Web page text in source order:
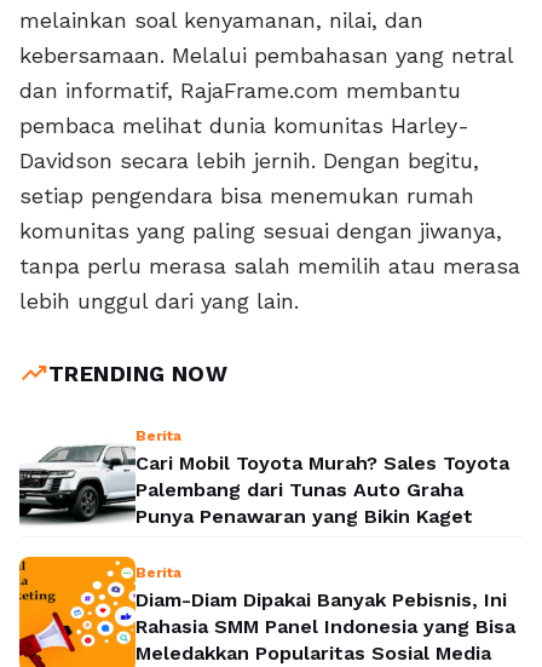
melainkan soal kenyamanan, nilai, dan
kebersamaan. Melalui pembahasan yang netral
dan informatif, RajaFrame.com membantu
pembaca melihat dunia komunitas Harley-
Davidson secara lebih jernih. Dengan begitu,
setiap pengendara bisa menemukan rumah
komunitas yang paling sesuai dengan jiwanya,
tanpa perlu merasa salah memilih atau merasa
lebih unggul dari yang lain.
trending_upTRENDING NOW
Berita
Cari Mobil Toyota Murah? Sales Toyota
Palembang dari Tunas Auto Graha
Punya Penawaran yang Bikin Kaget
Berita
Diam-Diam Dipakai Banyak Pebisnis, Ini
Rahasia SMM Panel Indonesia yang Bisa
Meledakkan Popularitas Sosial Media